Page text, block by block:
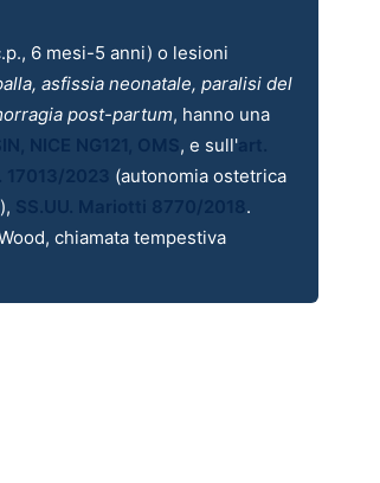
6 mesi-5 anni) o lesioni
asfissia neonatale, paralisi del
post-partum, hanno una
, e sull'
(autonomia ostetrica
.
chiamata tempestiva